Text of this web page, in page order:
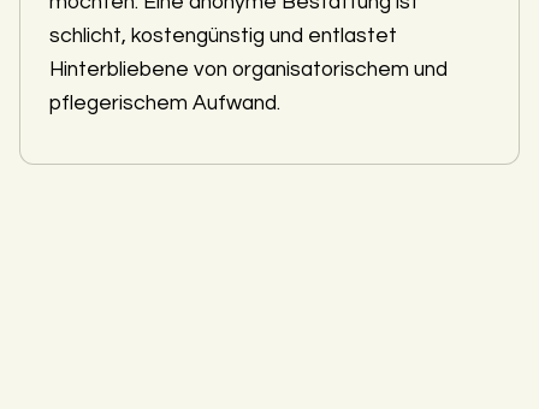
schlicht, kostengünstig und entlastet
Hinterbliebene von organisatorischem und
pflegerischem Aufwand.